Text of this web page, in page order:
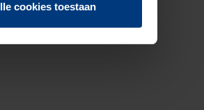
cookies toestaan